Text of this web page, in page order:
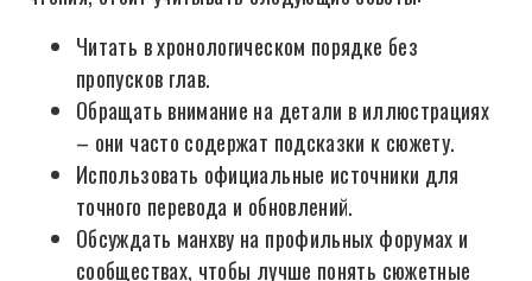
Читать в хронологическом порядке без
пропусков глав.
Обращать внимание на детали в иллюстрациях
– они часто содержат подсказки к сюжету.
Использовать официальные источники для
точного перевода и обновлений.
Обсуждать манхву на профильных форумах и
сообществах, чтобы лучше понять сюжетные